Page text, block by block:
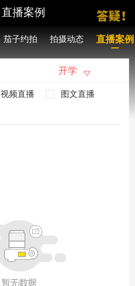
直播案例
茄子约拍 拍摄动态 直播案例
开学
视频直播
图文直播